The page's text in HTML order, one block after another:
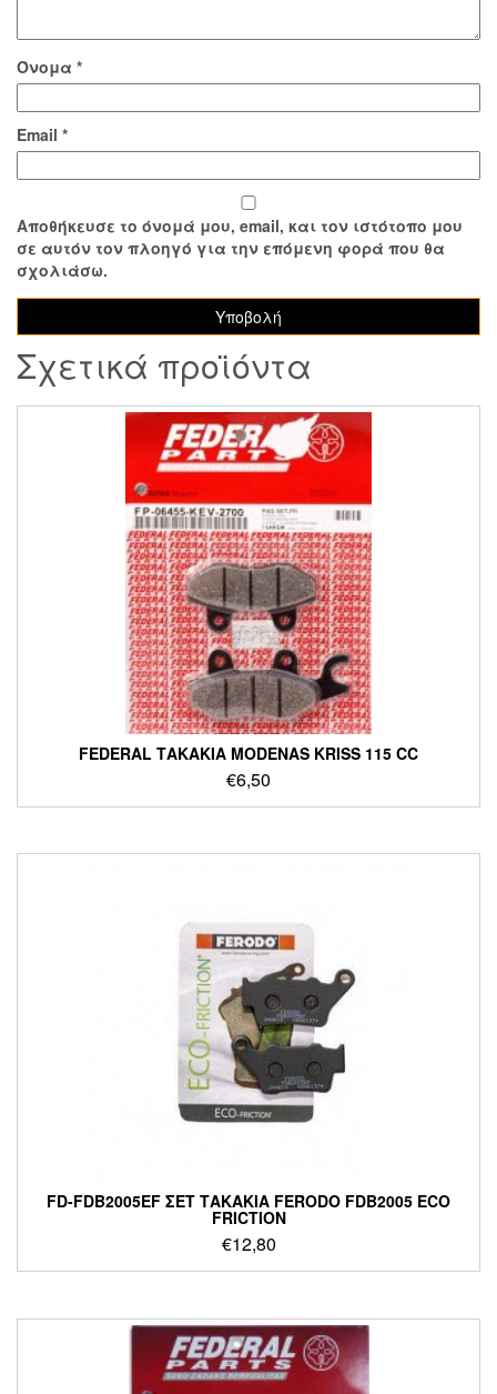
Όνομα *
Email *
Αποθήκευσε το όνομά μου, email, και τον ιστότοπο μου
σε αυτόν τον πλοηγό για την επόμενη φορά που θα
σχολιάσω.
Σχετικά προϊόντα
FEDERAL ΤΑΚΑΚΙΑ MODENAS KRISS 115 CC
€6,50
FD-FDB2005EF ΣΕΤ ΤΑΚΑΚΙΑ FERODO FDB2005 ECO
FRICTION
€12,80